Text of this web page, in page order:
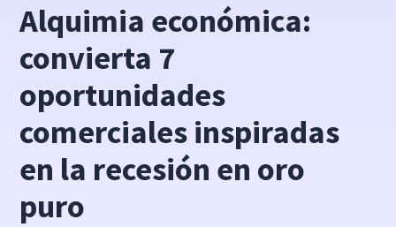
Alquimia económica:
convierta 7
oportunidades
comerciales inspiradas
en la recesión en oro
puro